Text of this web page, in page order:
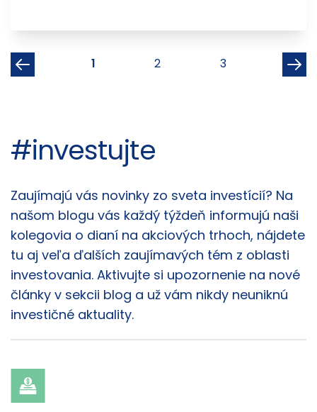
1 2 3
#investujte
Články
Zaujímajú vás novinky zo sveta investícií? Na
našom blogu vás každý týždeň informujú naši
kolegovia o dianí na akciových trhoch, nájdete
tu aj veľa ďalších zaujímavých tém z oblasti
investovania. Aktivujte si upozornenie na nové
články v sekcii blog a už vám nikdy neuniknú
investičné aktuality.